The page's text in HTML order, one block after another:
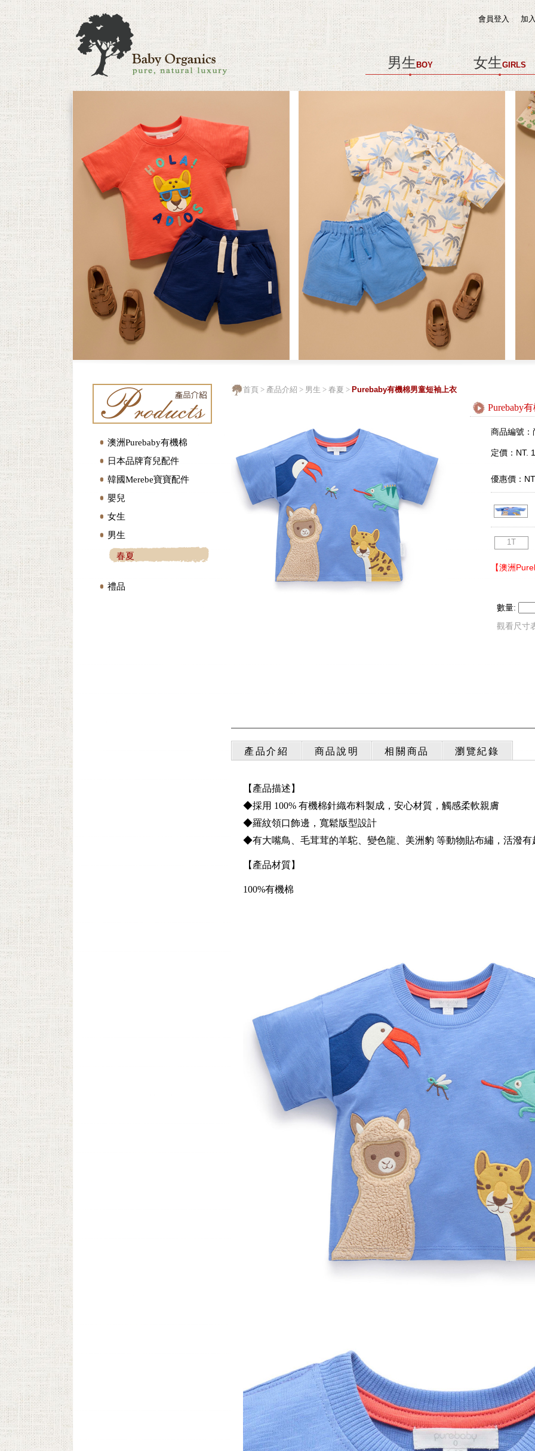
會員登入 加
男生BOY 女生GIRLS
澳洲Purebaby有機棉
日本品牌育兒配件
韓國Merebe寶寶配件
嬰兒
女生
男生
春夏
禮品
首頁 > 產品介紹 > 男生 > 春夏 > Purebaby有機棉男童短袖上衣
Purebaby
商品編號：
定價：NT.
優惠價：
1T
【澳洲
數量:
觀看尺寸
產品介紹 商品說明 相關商品 瀏覽紀錄
【產品描述】
◆採用 100% 有機棉針織布料製成，安心材質，觸感柔軟親膚
◆羅紋領口飾邊，寬鬆版型設計
◆有大嘴鳥、毛茸茸的羊駝、變色龍、美洲豹 等動物貼布繡，活潑有
【產品材質】
100%有機棉